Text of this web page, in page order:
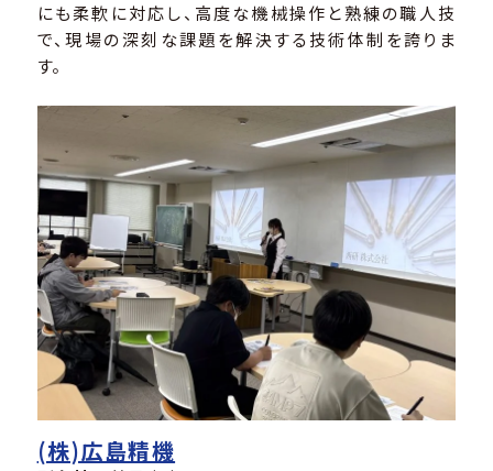
にも柔軟に対応し、高度な機械操作と熟練の職人技
で、現場の深刻な課題を解決する技術体制を誇りま
す。
(株)広島精機